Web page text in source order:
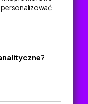
personalizować